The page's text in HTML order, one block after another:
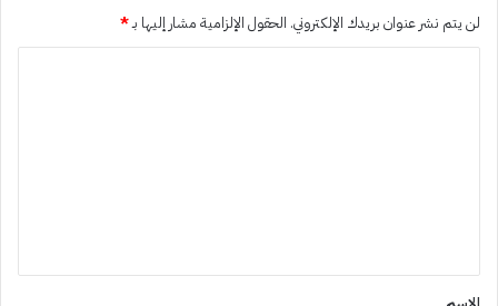
لن يتم نشر عنوان بريدك الإلكتروني. الحقول الإلزامية مشار إليها بـ*
*